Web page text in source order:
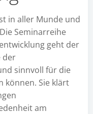
in aller Munde und
Seminarreihe
geht der
der
sinnvoll für die
können. Sie klärt
am